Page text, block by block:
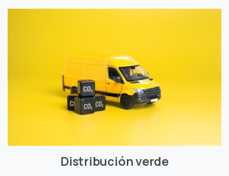
Distribución verde